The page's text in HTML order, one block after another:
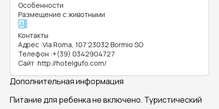
Особенности
Размещение с животными
Контакты
Адрес :Via Roma, 107 23032 Bormio SO
Телефон :+(39) 0342904727
Сайт :http://hotelgufo.com/
Дополнительная информация
Питание для ребенка не включено. Туристический